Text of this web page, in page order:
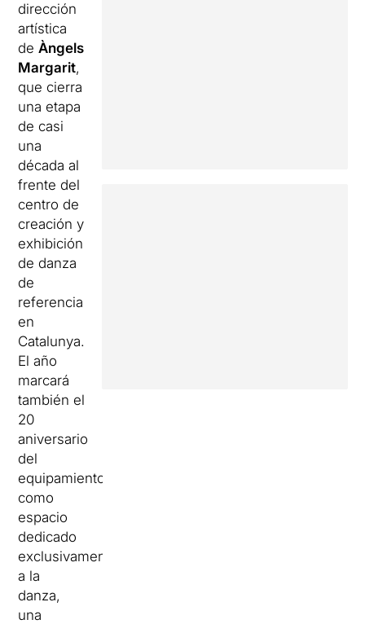
dirección
artística
deÀngels
Margarit,
que cierra
una etapa
de casi
una
década al
frente del
centro de
creación y
exhibición
de danza
de
referencia
en
Catalunya.
El año
marcará
también el
20
aniversario
del
equipamiento
como
espacio
dedicado
exclusivamente
a la
danza,
una